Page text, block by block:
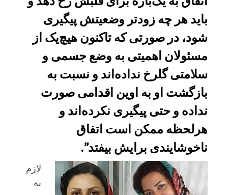
باید هر چه زودتر وضعیتش پیگیری
شود، در صورتی که تاکنون هیچ‌یک از
مسئولان اهمیتی به وضع جسمی و
سلامتی گلرخ نداده‌اند و نسبت به
بازگشت او به اوین اقدامی صورت
نداده و حتی پیگیری نکرده‌اند و
هرلحظه ممکن است اتفاق
ناخوشایندی برایش بیفتد”.
لازم
به